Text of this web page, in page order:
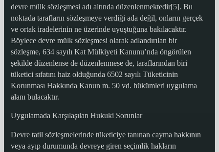
devre mülk sözleşmesi adı altında düzenlenmektedir[5]. Bu
noktada tarafların sözleşmeye verdiği ada değil, onların gerçek
ve ortak iradelerinin ne üzerinde uyuştuğuna bakılacaktır.
Böylece devre mülk sözleşmesi olarak adlandırılan bir
sözleşme, 634 sayılı Kat Mülkiyeti Kanunu’nda öngörülen
şekilde düzenlense de düzenlenmese de, taraflarından biri
tüketici sıfatını haiz olduğunda 6502 sayılı Tüketicinin
Korunması Hakkında Kanun m. 50 vd. hükümleri uygulama
alanı bulacaktır.
Uygulamada Karşılaşılan Hukuki Sorunlar
Devre tatil sözleşmelerinde tüketiciye tanınan cayma hakkının
veya ayıp durumunda devreye giren seçimlik hakların